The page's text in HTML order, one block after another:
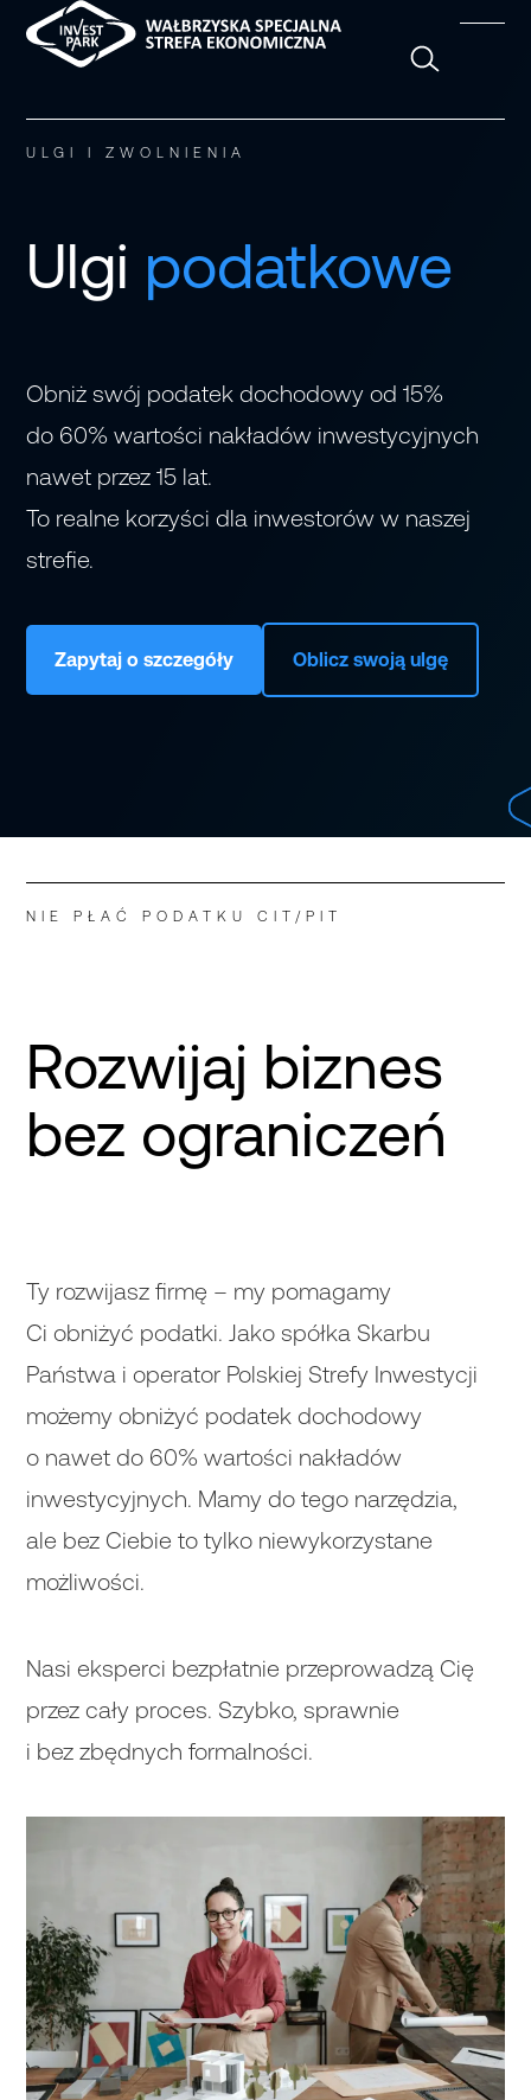
ULGI I ZWOLNIENIA
Ulgi podatkowe
Obniż swój podatek dochodowy od 15%
do 60% wartości nakładów inwestycyjnych
nawet przez 15 lat.
To realne korzyści dla inwestorów w naszej
strefie.
Zapytaj o szczegóły Oblicz swoją ulgę
NIE PŁAĆ PODATKU CIT/PIT
Rozwijaj biznes
bez ograniczeń
Ty rozwijasz firmę – my pomagamy
Ci obniżyć podatki. Jako spółka Skarbu
Państwa i operator Polskiej Strefy Inwestycji
możemy obniżyć podatek dochodowy
o nawet do 60% wartości nakładów
inwestycyjnych. Mamy do tego narzędzia,
ale bez Ciebie to tylko niewykorzystane
możliwości.
Nasi eksperci bezpłatnie przeprowadzą Cię
przez cały proces. Szybko, sprawnie
i bez zbędnych formalności.